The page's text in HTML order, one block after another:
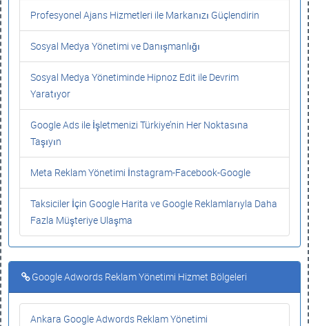
Profesyonel Ajans Hizmetleri ile Markanızı Güçlendirin
Sosyal Medya Yönetimi ve Danışmanlığı
Sosyal Medya Yönetiminde Hipnoz Edit ile Devrim
Yaratıyor
Google Ads ile İşletmenizi Türkiye’nin Her Noktasına
Taşıyın
Meta Reklam Yönetimi İnstagram-Facebook-Google
Taksiciler İçin Google Harita ve Google Reklamlarıyla Daha
Fazla Müşteriye Ulaşma
Google Adwords Reklam Yönetimi Hizmet Bölgeleri
Ankara Google Adwords Reklam Yönetimi